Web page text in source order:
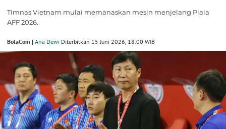
Timnas Vietnam mulai memanaskan mesin menjelang Piala
AFF 2026.
BolaCom | Ana Dewi Diterbitkan 15 Juni 2026, 18:00 WIB